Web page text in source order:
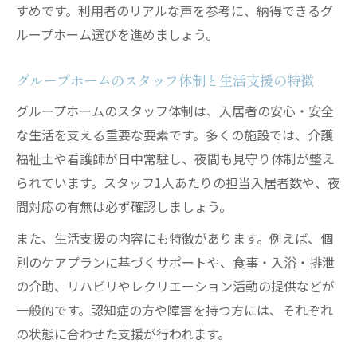
すめです。利用者のリアルな声を参考に、納得できるグ
ループホーム選びを進めましょう。
グループホームのスタッフ体制と生活支援の特徴
グループホームのスタッフ体制は、入居者の安心・安全
な生活を支える重要な要素です。多くの施設では、介護
福祉士や看護師が日中常駐し、夜間も見守り体制が整え
られています。スタッフ1人あたりの担当入居者数や、夜
間対応の有無は必ず確認しましょう。
また、生活支援の内容にも特徴があります。例えば、個
別のケアプランに基づくサポートや、食事・入浴・排泄
の介助、リハビリやレクリエーション活動の提供などが
一般的です。認知症の方や障害を持つ方には、それぞれ
の状態に合わせた支援が行われます。